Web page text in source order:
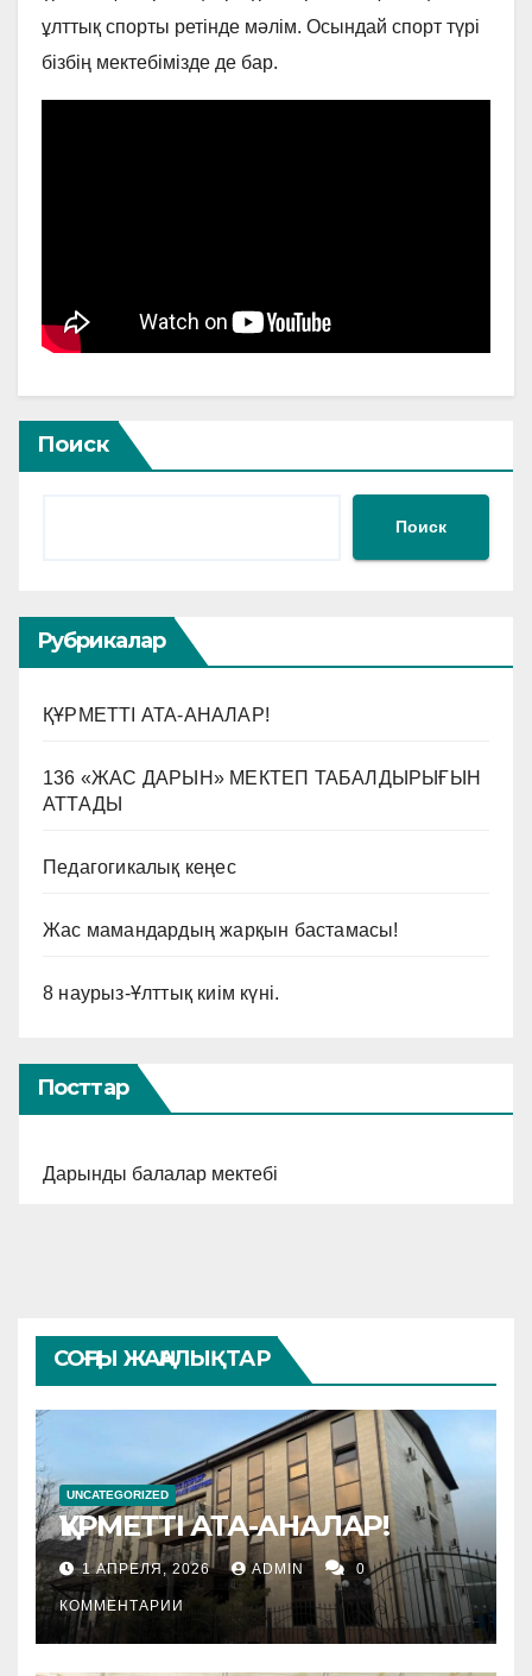
ұлттық спорты ретінде мәлім. Осындай спорт түрі
бізбің мектебімізде де бар.
Поиск
Поиск
Рубрикалар
ҚҰРМЕТТІ АТА-АНАЛАР!
136 «ЖАС ДАРЫН» МЕКТЕП ТАБАЛДЫРЫҒЫН
АТТАДЫ
Педагогикалық кеңес
Жас мамандардың жарқын бастамасы!
8 наурыз-Ұлттық киім күні.
Посттар
Дарынды балалар мектебі
СОҢҒЫ ЖАҢАЛЫҚТАР
UNCATEGORIZED
ҚҰРМЕТТІ АТА-АНАЛАР!
1 АПРЕЛЯ, 2026 ADMIN 0
КОММЕНТАРИИ